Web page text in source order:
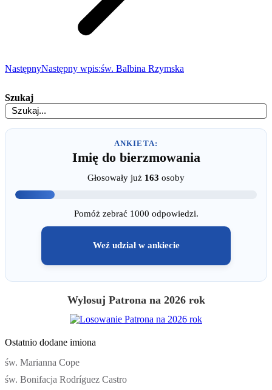
NastępnyNastępny wpis:św. Balbina Rzymska
Szukaj
ANKIETA:
Imię do bierzmowania
Głosowały już 163 osoby
Pomóż zebrać 1000 odpowiedzi.
Weź udział w ankiecie
Wylosuj Patrona na 2026 rok
Ostatnio dodane imiona
św. Marianna Cope
św. Bonifacja Rodríguez Castro